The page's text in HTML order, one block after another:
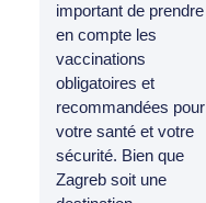
important de prendre
en compte les
vaccinations
obligatoires et
recommandées pour
votre santé et votre
sécurité. Bien que
Zagreb soit une